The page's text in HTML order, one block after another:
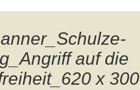
auf die
x 300